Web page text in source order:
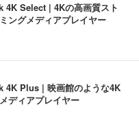
Select | 4Kの高画質スト
ングメディアプレイヤー
Plus | 映画館のような4K
ディアプレイヤー